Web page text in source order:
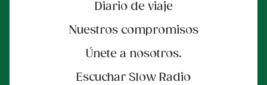
Diario de viaje
Nuestros compromisos
Únete a nosotros.
Escuchar Slow Radio